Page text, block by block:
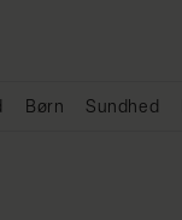
Børn Sundhed